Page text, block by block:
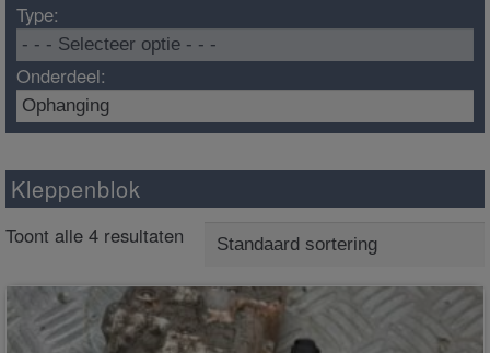
Type:
Onderdeel:
Kleppenblok
Toont alle 4 resultaten